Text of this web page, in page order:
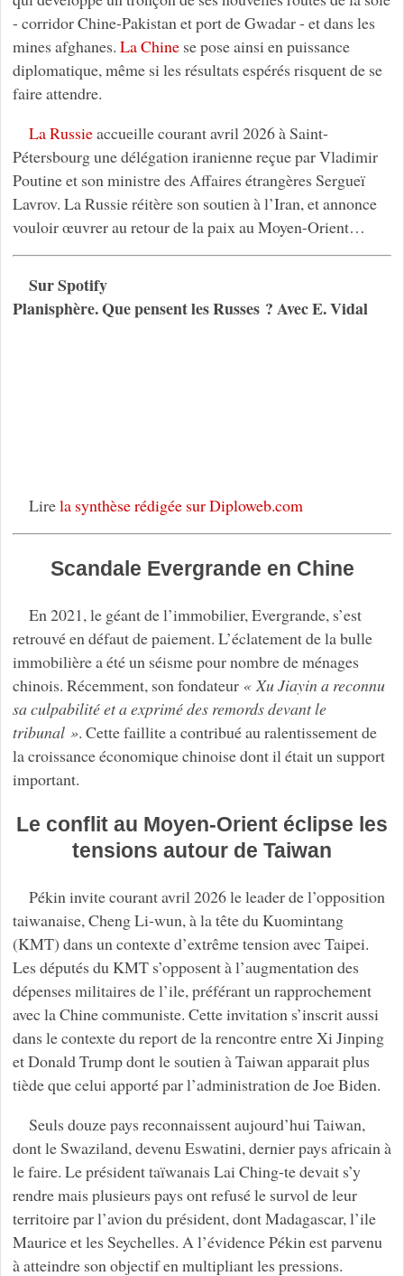
- corridor Chine-Pakistan et port de Gwadar - et dans les
mines afghanes. La Chinese pose ainsi en puissance
diplomatique, même si les résultats espérés risquent de se
faire attendre.
La Russieaccueille courant avril 2026 à Saint-
Pétersbourg une délégation iranienne reçue par Vladimir
Poutine et son ministre des Affaires étrangères Sergueï
Lavrov. La Russie réitère son soutien à l’Iran, et annonce
vouloir œuvrer au retour de la paix au Moyen-Orient…
Sur Spotify
Planisphère. Que pensent les Russes ? Avec E. Vidal
Lirela synthèse rédigée sur Diploweb.com
Scandale Evergrande en Chine
En 2021, le géant de l’immobilier, Evergrande, s’est
retrouvé en défaut de paiement. L’éclatement de la bulle
immobilière a été un séisme pour nombre de ménages
chinois. Récemment, son fondateur « Xu Jiayin a reconnu
sa culpabilité et a exprimé des remords devant le
tribunal ». Cette faillite a contribué au ralentissement de
la croissance économique chinoise dont il était un support
important.
Le conflit au Moyen-Orient éclipse les
tensions autour de Taiwan
Pékin invite courant avril 2026 le leader de l’opposition
taiwanaise, Cheng Li-wun, à la tête du Kuomintang
(KMT) dans un contexte d’extrême tension avec Taipei.
Les députés du KMT s’opposent à l’augmentation des
dépenses militaires de l’ile, préférant un rapprochement
avec la Chine communiste. Cette invitation s’inscrit aussi
dans le contexte du report de la rencontre entre Xi Jinping
et Donald Trump dont le soutien à Taiwan apparait plus
tiède que celui apporté par l’administration de Joe Biden.
Seuls douze pays reconnaissent aujourd’hui Taiwan,
dont le Swaziland, devenu Eswatini, dernier pays africain à
le faire. Le président taïwanais Lai Ching-te devait s’y
rendre mais plusieurs pays ont refusé le survol de leur
territoire par l’avion du président, dont Madagascar, l’ile
Maurice et les Seychelles. A l’évidence Pékin est parvenu
à atteindre son objectif en multipliant les pressions.